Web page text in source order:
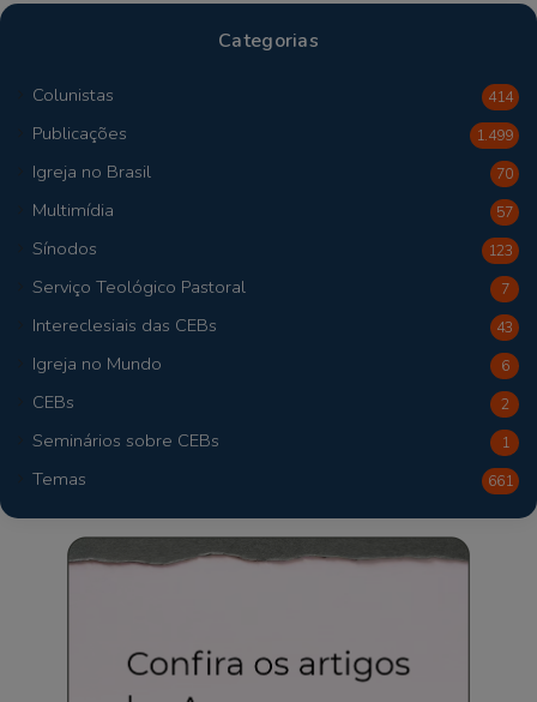
Categorias
Colunistas 414
Publicações 1.499
Igreja no Brasil 70
Multimídia 57
Sínodos 123
Serviço Teológico Pastoral 7
Intereclesiais das CEBs 43
Igreja no Mundo 6
CEBs 2
Seminários sobre CEBs 1
Temas 661